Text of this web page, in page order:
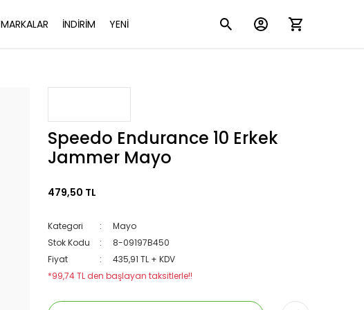
MARKALAR İNDİRİM YENİ
Speedo Endurance 10 Erkek
Jammer Mayo
479,50 TL
Kategori
Mayo
Stok Kodu
8-09197B450
Fiyat
435,91 TL + KDV
*99,74 TL den başlayan taksitlerle!!